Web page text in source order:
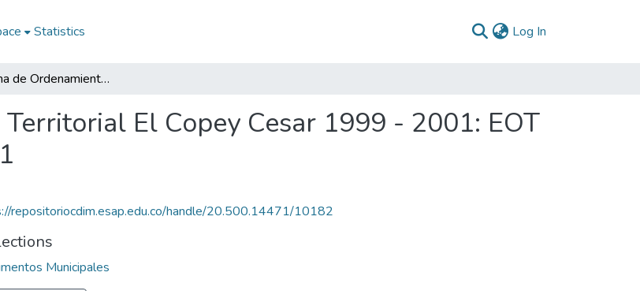
Statistics Log In
Esquema de Ordenamiento Territorial El Copey Cesar 1999 - 2001: EOT El Copey Cesar 1999 - 2001
El Copey Cesar 1999 - 2001: EOT
repositoriocdim.esap.edu.co/handle/20.500.14471/10182
Municipales